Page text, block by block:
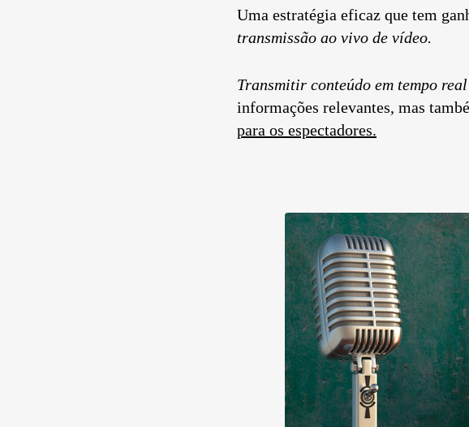
Uma estratégia eficaz que tem
transmissão ao vivo de vídeo.
Transmitir conteúdo em tempo real
informações relevantes, mas
para os espectadores.